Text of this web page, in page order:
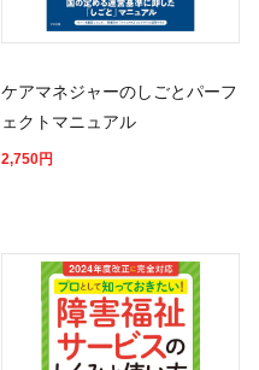
ケアマネジャーのしごとパーフ
ェクトマニュアル
2,750円